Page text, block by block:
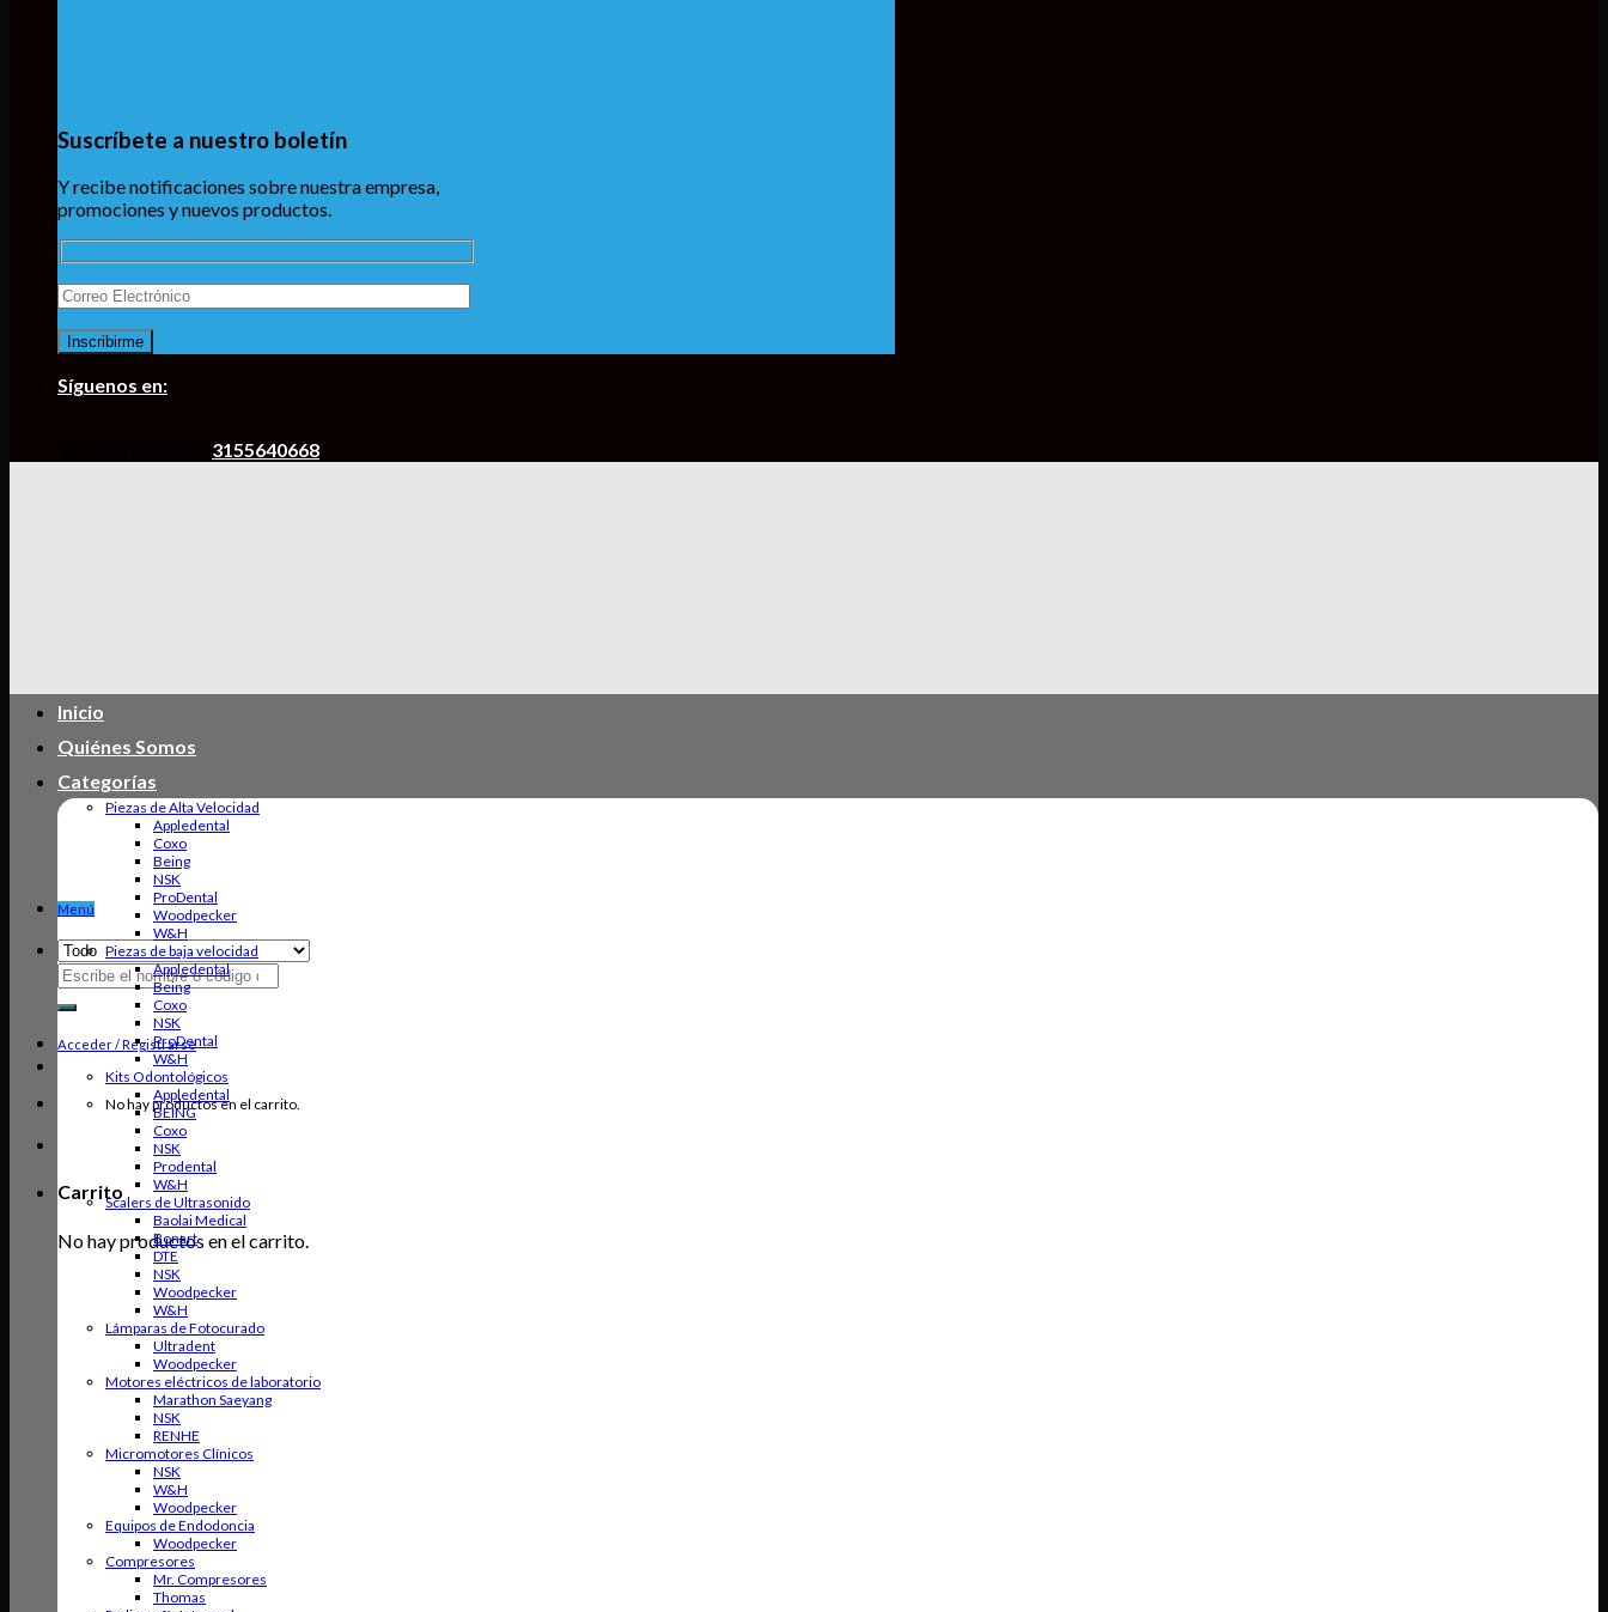
Suscríbete a nuestro boletín
Y recibe notificaciones sobre nuestra empresa,
promociones y nuevos productos.
Síguenos en:
3155640668
Menú
Buscar
por:
Acceder / Registrarse
No hay productos en el carrito.
Carrito
No hay productos en el carrito.
Inicio
Quiénes Somos
Categorías
Piezas de Alta Velocidad
Appledental
Coxo
Being
NSK
ProDental
Woodpecker
W&H
Piezas de baja velocidad
Appledental
Being
Coxo
NSK
ProDental
W&H
Kits Odontológicos
Appledental
BEING
Coxo
NSK
Prodental
W&H
Scalers de Ultrasonido
Baolai Medical
Bonart
DTE
NSK
Woodpecker
W&H
Lámparas de Fotocurado
Ultradent
Woodpecker
Motores eléctricos de laboratorio
Marathon Saeyang
NSK
RENHE
Micromotores Clínicos
NSK
W&H
Woodpecker
Equipos de Endodoncia
Woodpecker
Compresores
Mr. Compresores
Thomas